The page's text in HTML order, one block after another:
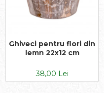
Ghiveci pentru flori din
lemn 22x12 cm
38,00 Lei